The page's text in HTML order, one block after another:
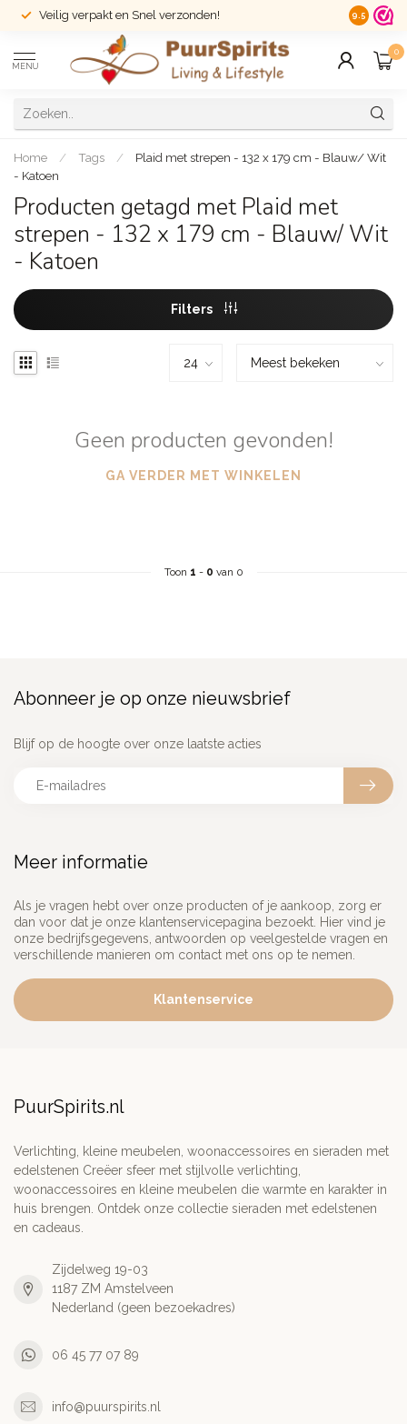
Veilig verpakt en Snel verzonden! 14 dagen
9.5
MENU
0
Home / Tags /
Plaid met strepen - 132 x 179 cm - Blauw/ Wit
- Katoen
Producten getagd met Plaid met
strepen - 132 x 179 cm - Blauw/ Wit
- Katoen
Filters
Geen producten gevonden!
GA VERDER MET WINKELEN
Toon 1 - 0 van 0
Meer informatie
Als je vragen hebt over onze producten of je aankoop, zorg er
dan voor dat je onze klantenservicepagina bezoekt. Hier vind je
onze bedrijfsgegevens, antwoorden op veelgestelde vragen en
verschillende manieren om contact met ons op te nemen.
Klantenservice
Abonneer je op onze nieuwsbrief
Blijf op de hoogte over onze laatste acties
PuurSpirits.nl
Verlichting, kleine meubelen, woonaccessoires en sieraden met
edelstenen Creëer sfeer met stijlvolle verlichting,
woonaccessoires en kleine meubelen die warmte en karakter in
huis brengen. Ontdek onze collectie sieraden met edelstenen
en cadeaus.
Zijdelweg 19-03
1187 ZM Amstelveen
Nederland (geen bezoekadres)
06 45 77 07 89
info@puurspirits.nl